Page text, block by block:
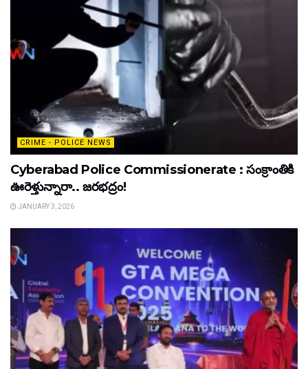
CRIME - POLICE NEWS
Cyberabad Police Commissionerate : సంక్రాంతికి
ఊరెళ్తున్నారా.. జరభద్రం!
JANUARY 3, 2026